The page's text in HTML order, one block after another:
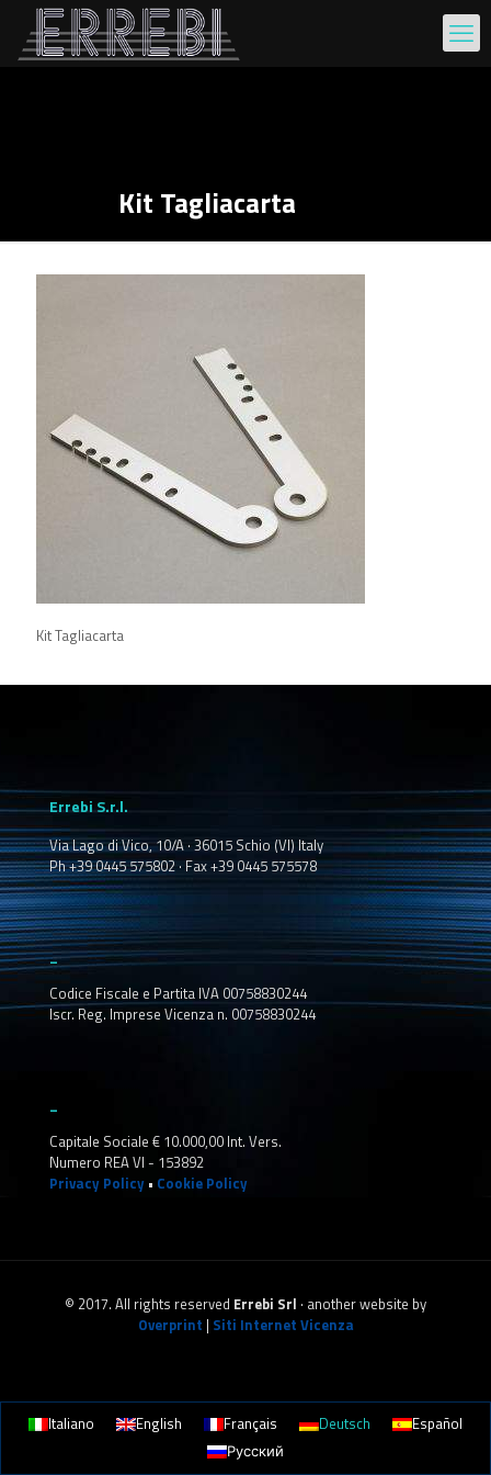
Kit Tagliacarta
Kit Tagliacarta
Errebi S.r.l.
Via Lago di Vico, 10/A · 36015 Schio (VI) Italy
Ph +39 0445 575802 · Fax +39 0445 575578
_
Codice Fiscale e Partita IVA 00758830244
Iscr. Reg. Imprese Vicenza n. 00758830244
Capitale Sociale € 10.000,00 Int. Vers.
Numero REA VI - 153892
Privacy Policy • Cookie Policy
© 2017. All rights reserved Errebi Srl · another website by
Overprint | Siti Internet Vicenza
Italiano English Français Deutsch
Español
Русский